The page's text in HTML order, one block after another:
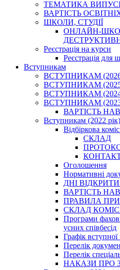
ТЕМАТИКА
ВАРТІСТЬ
ШКОЛИ, СТУДІЇ
ОНЛАЙН-
Реєстрація на курси
Реєстрація для
Вступникам
ВСТУПНИКАМ (2026
ВСТУПНИКАМ (2025
ВСТУПНИКАМ (2024
ВСТУПНИКАМ (2023
ВАРТІСТЬ
Вступникам (2022 рік)
Відбіркова
СКЛАД
Оголошення
Нормативні
ДНІ
ВАРТІСТЬ
ПРАВИЛА
СКЛАД
Програми
усних співбесід
Графік вступної
Перелік
Перелік
НАКАЗИ ПРО